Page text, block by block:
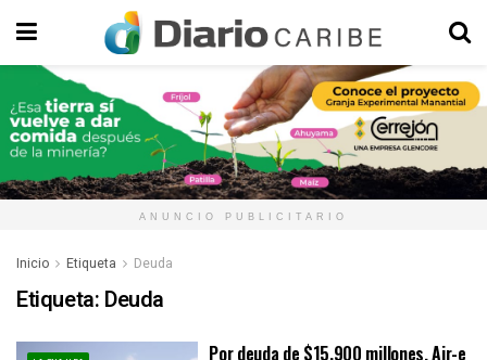
ANUNCIO PUBLICITARIO
Inicio Etiqueta Deuda
Etiqueta: Deuda
Por deuda de $15.900 millones, Air-e